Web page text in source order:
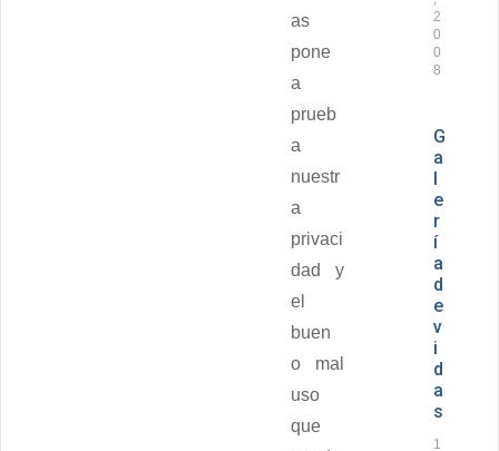
as
pone
a
prueb
a
nuestr
a
privaci
dad y
el
buen
o mal
uso
que
2
0
0
8
G
a
l
e
r
í
a
d
e
v
i
d
a
s
1